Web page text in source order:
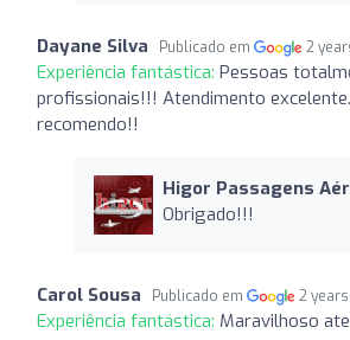
Dayane Silva Publicado em 2
Experiência fantástica: Pessoas
profissionais!!! Atendimento
recomendo!!
Higor Passagens
Obrigado!!!
Carol Sousa Publicado em 2
Experiência fantástica: Maravilhoso